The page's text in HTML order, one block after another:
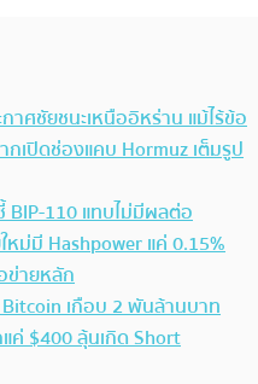
าศชัยชนะเหนืออิหร่าน แม้ไร้ข้อ
กเปิดช่องแคบ Hormuz เต็มรูป
BIP-110 แทบไม่มีผลต่อ
หม่มี Hashpower แค่ 0.15%
ข่ายหลัก
Bitcoin เกือบ 2 พันล้านบาท
ค่ $400 ลุ้นเกิด Short